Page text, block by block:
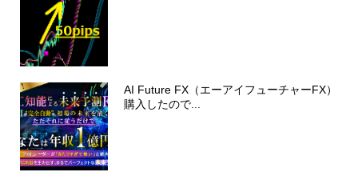
AI Future FX（エーアイフューチャーFX）
購入したので...